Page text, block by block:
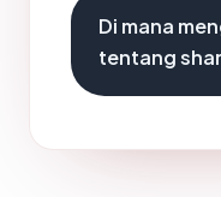
Di mana
tentang